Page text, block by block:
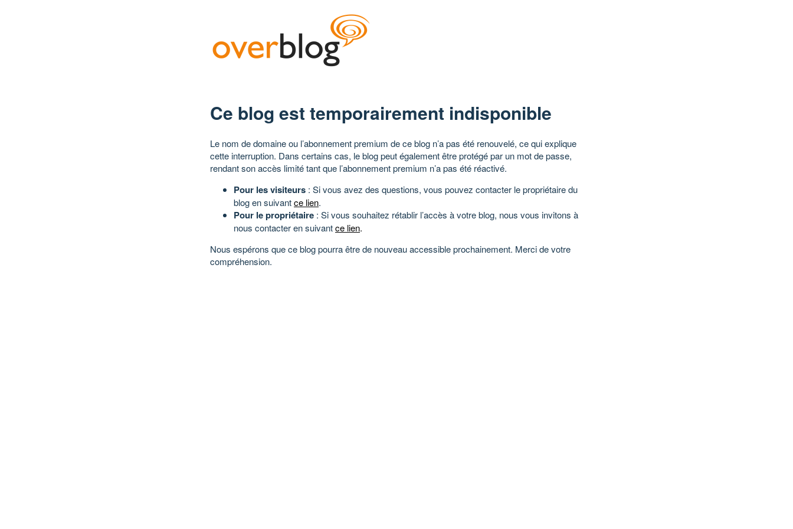
Ce blog est temporairement indisponible
Le nom de domaine ou l’abonnement premium de ce blog n’a pas été renouvelé, ce qui explique
cette interruption. Dans certains cas, le blog peut également être protégé par un mot de passe,
rendant son accès limité tant que l’abonnement premium n’a pas été réactivé.
Pour les visiteurs : Si vous avez des questions, vous pouvez contacter le propriétaire du
blog en suivantce lien.
Pour le propriétaire : Si vous souhaitez rétablir l’accès à votre blog, nous vous invitons à
nous contacter en suivantce lien.
Nous espérons que ce blog pourra être de nouveau accessible prochainement. Merci de votre
compréhension.